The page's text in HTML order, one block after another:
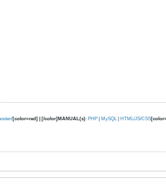
[color=red] | [/color]MANUAL(s): PHP | MySQL | HTML/JS/CSS